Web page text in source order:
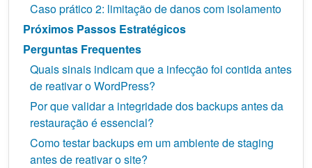
Caso prático 2: limitação de danos com isolamento
Próximos Passos Estratégicos
Perguntas Frequentes
Quais sinais indicam que a infecção foi contida antes
de reativar o WordPress?
Por que validar a integridade dos backups antes da
restauração é essencial?
Como testar backups em um ambiente de staging
antes de reativar o site?